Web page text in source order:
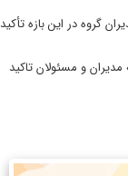
گروه در این بازه تأکید
و مسئولان تاکید